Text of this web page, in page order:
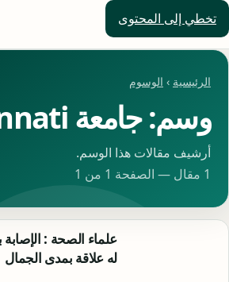
تخطي إلى المحتوى
حلول العالم
الرئيسية › الوسوم
وسم: جامعة Cincinnati
أرشيف مقالات هذا الوسم.
1 مقال — الصفحة 1 من 1
علماء الصحة : الإصابة
له علاقة بمدى الجمال